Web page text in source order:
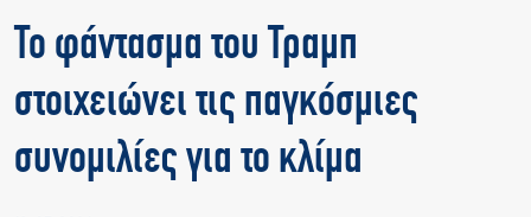
Το φάντασμα του Τραμπ
στοιχειώνει τις παγκόσμιες
συνομιλίες για το κλίμα